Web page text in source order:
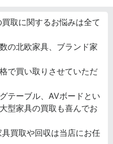
取に関するお悩みは全て
の北欧家具、ブランド家
で買い取りさせていただ
テーブル、AVボードとい
型家具の買取も喜んでお
買取や回収は当店にお任